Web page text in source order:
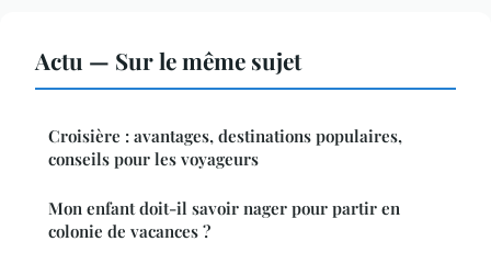
Actu — Sur le même sujet
Croisière : avantages, destinations populaires,
conseils pour les voyageurs
Mon enfant doit-il savoir nager pour partir en
colonie de vacances ?